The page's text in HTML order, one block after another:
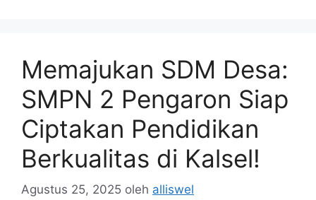
Memajukan SDM Desa:
SMPN 2 Pengaron Siap
Ciptakan Pendidikan
Berkualitas di Kalsel!
Agustus 25, 2025 oleh alliswel